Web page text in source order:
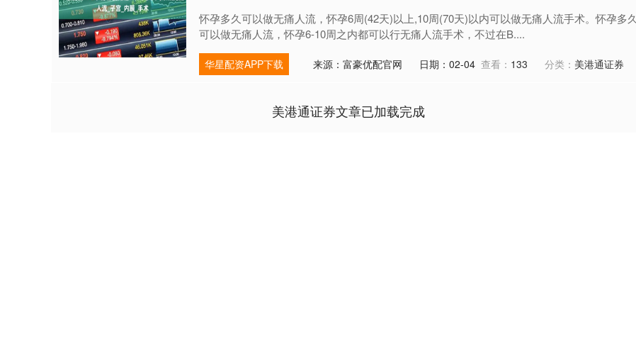
怀孕多久可以做无痛人流，怀孕6周(42天)以上,10周(70天)以内可以做无痛人流手术。怀孕多久
可以做无痛人流，怀孕6-10周之内都可以行无痛人流手术，不过在B....
华星配资APP下载 来源：富豪优配官网 日期：02-04 查看： 133 分类： 美港通证券
美港通证券文章已加载完成